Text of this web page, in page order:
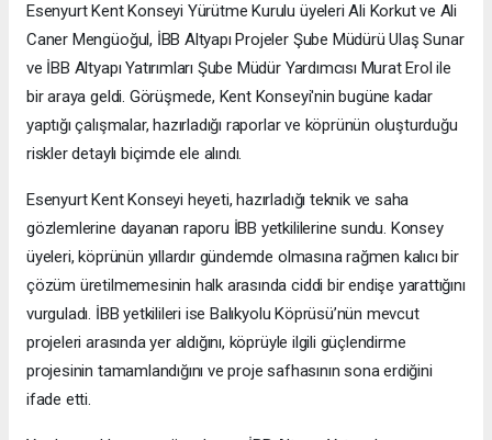
Esenyurt Kent Konseyi Yürütme Kurulu üyeleri Ali Korkut ve Ali
Caner Mengüoğul, İBB Altyapı Projeler Şube Müdürü Ulaş Sunar
ve İBB Altyapı Yatırımları Şube Müdür Yardımcısı Murat Erol ile
bir araya geldi. Görüşmede, Kent Konseyi'nin bugüne kadar
yaptığı çalışmalar, hazırladığı raporlar ve köprünün oluşturduğu
riskler detaylı biçimde ele alındı.
Esenyurt Kent Konseyi heyeti, hazırladığı teknik ve saha
gözlemlerine dayanan raporu İBB yetkililerine sundu. Konsey
üyeleri, köprünün yıllardır gündemde olmasına rağmen kalıcı bir
çözüm üretilmemesinin halk arasında ciddi bir endişe yarattığını
vurguladı. İBB yetkilileri ise Balıkyolu Köprüsü’nün mevcut
projeleri arasında yer aldığını, köprüyle ilgili güçlendirme
projesinin tamamlandığını ve proje safhasının sona erdiğini
ifade etti.